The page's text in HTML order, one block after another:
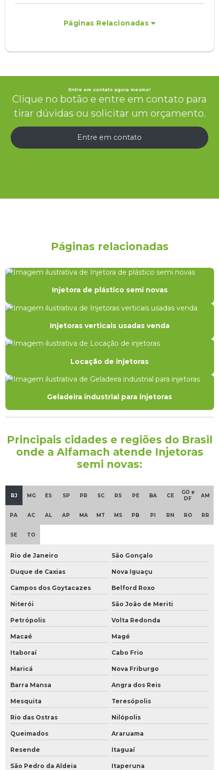
Páginas Relacionadas
Entre em contato agora mesmo!
Clique no botão e entre em contato para
tirar dúvidas ou solicitar um orçamento.
Entre em contato
Páginas relacionadas
Injetora de plástico semi novas
Injetoras verticais usadas venda
Locação de injetoras
Geladeira industrial para injetoras
Principais cidades e regiões do Brasil
onde a Alfamach atende Injetoras
semi novas:
RJ MG ES SP PR SC RS PE BA CE
GO e
DF
AM
PA AC AL AP MA MT MS PB PI RN RO RR
SE TO
Rio de Janeiro São Gonçalo
Duque de Caxias Nova Iguaçu
Campos dos Goytacazes Belford Roxo
Niterói São João de Meriti
Petrópolis Volta Redonda
Macaé Magé
Itaboraí Cabo Frio
Maricá Nova Friburgo
Barra Mansa Angra dos Reis
Mesquita Teresópolis
Rio das Ostras Nilópolis
Queimados Araruama
Resende Itaguaí
São Pedro da Aldeia Itaperuna